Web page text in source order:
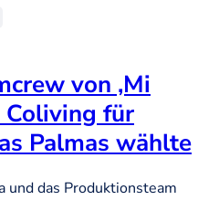
von ‚Mi
Coliving für
Palmas wählte
und das Produktionsteam